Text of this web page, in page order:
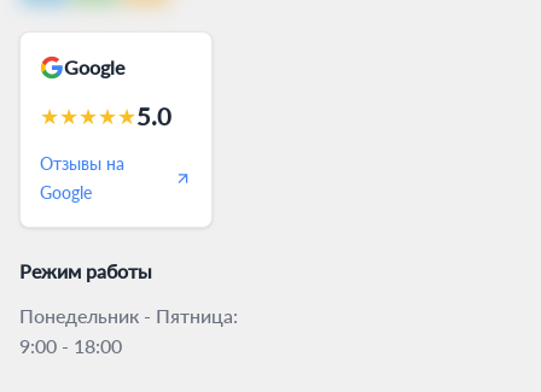
Google
★★★★★5.0
Отзывы на
Google
Режим работы
Понедельник - Пятница:
9:00 - 18:00